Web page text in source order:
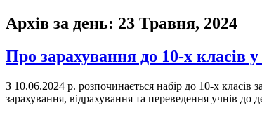
Архів за день: 23 Травня, 2024
Про зарахування до 10-х класів
З 10.06.2024 р. розпочинається набір до 10-х класів
зарахування, відрахування та переведення учнів до